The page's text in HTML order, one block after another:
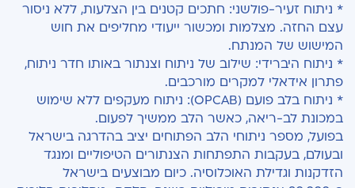
* ניתוח זעיר-פולשני: חתכים קטנים בין הצלעות, ללא ניסור
עצם החזה. מצלמות ומכשור ייעודי מחליפים את חוש
המישוש של המנתח.
* ניתוח היברידי: שילוב של ניתוח וצנתור באותו חדר ניתוח,
פתרון אידאלי למקרים מורכבים.
* ניתוח בלב פועם (OPCAB): ניתוח מעקפים ללא שימוש
במכונת לב-ריאה, כאשר הלב ממשיך לפעום.
בפועל, מספר ניתוחי הלב הפתוחים יציב בהדרגה בישראל
ובעולם, בעקבות התפתחות הצנתורים הטיפוליים ומנגד
הזדקנות וגדילת האוכלוסיה. כיום מבוצעים בישראל